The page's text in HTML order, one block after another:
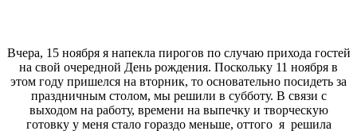
Вчера, 15 ноября я напекла пирогов по случаю прихода гостей
на свой очередной День рождения. Поскольку 11 ноября в
этом году пришелся на вторник, то основательно посидеть за
праздничным столом, мы решили в субботу. В связи с
выходом на работу, времени на выпечку и творческую
готовку у меня стало гораздо меньше, оттого я решила